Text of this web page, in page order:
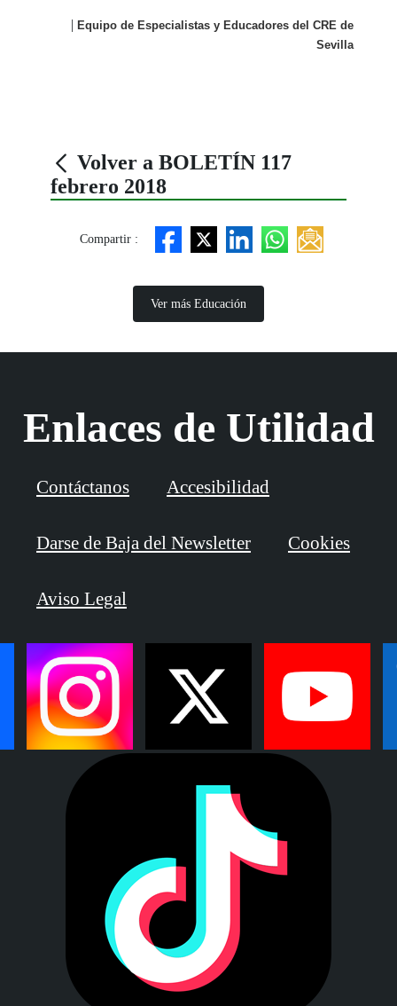
| Equipo de Especialistas y Educadores del CRE de
Sevilla
Volver a BOLETÍN 117
febrero 2018
Compartir :
Ver más Educación
Enlaces de Utilidad
Contáctanos Accesibilidad
Darse de Baja del Newsletter Cookies
Aviso Legal